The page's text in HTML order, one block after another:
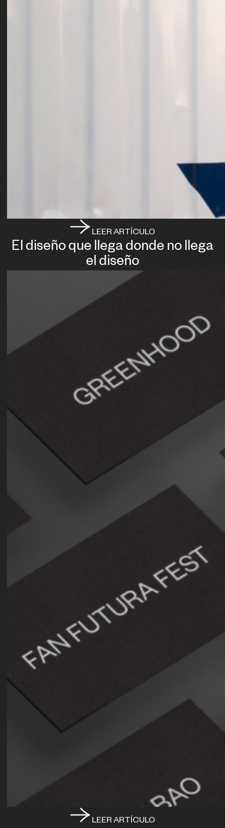
LEER ARTÍCULO
El diseño que llega donde no llega
el diseño
LEER ARTÍCULO